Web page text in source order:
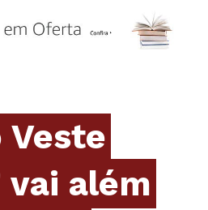
Veste
vai além